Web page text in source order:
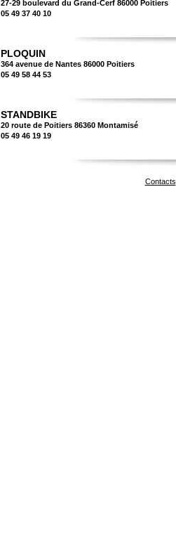
27-29 boulevard du Grand-Cerf 86000 Poitiers
05 49 37 40 10
PLOQUIN
364 avenue de Nantes 86000 Poitiers
05 49 58 44 53
STANDBIKE
20 route de Poitiers 86360 Montamisé
05 49 46 19 19
Contacts